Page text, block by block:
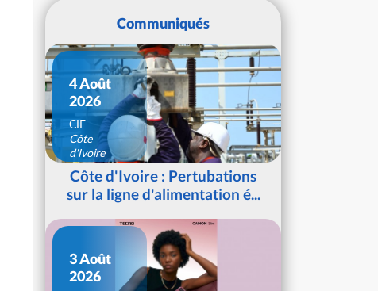
Communiqués
4 Août
2026
CIE
Côte
d'Ivoire
Côte d'Ivoire : Pertubations
sur la ligne d'alimentation é...
3 Août
2026